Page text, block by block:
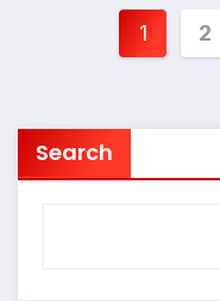
Posts
1 2
Search